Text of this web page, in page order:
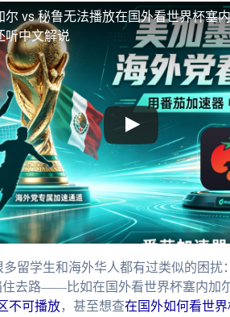
尔 vs 秘鲁无法播放在国外看世界杯塞
听中文解说
留学生和海外华人都有过类似的困扰
住去路——比如在国外看世界杯塞内加
不可播放，甚至想查在国外如何看世界